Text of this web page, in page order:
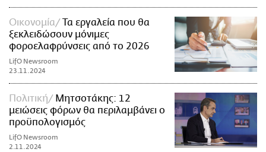
Οικονομία
Τα εργαλεία που θα
ξεκλειδώσουν μόνιμες
φοροελαφρύνσεις από το 2026
LifO Newsroom
23.11.2024
Πολιτική
Μητσοτάκης: 12
μειώσεις φόρων θα περιλαμβάνει ο
προϋπολογισμός
LifO Newsroom
2.11.2024